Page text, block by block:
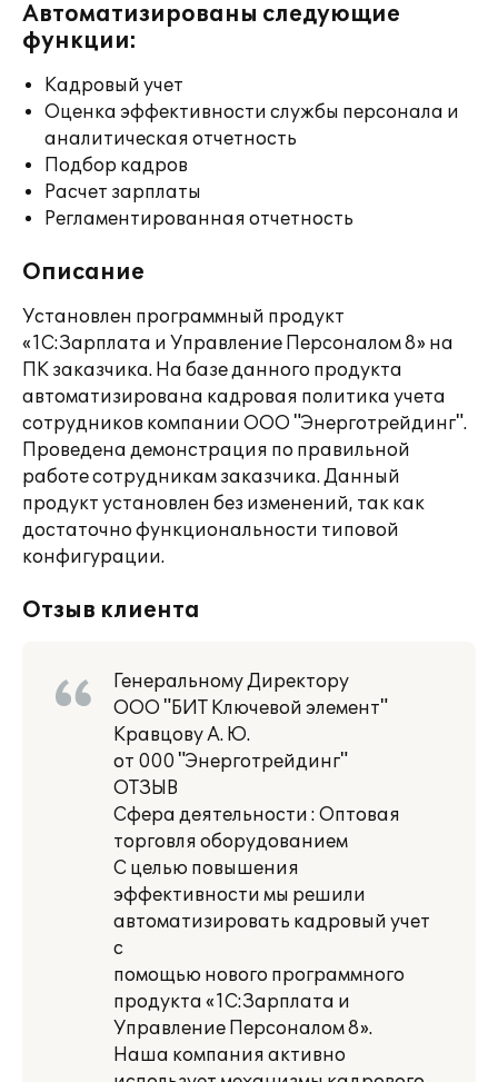
Автоматизированы следующие
функции:
Кадровый учет
Оценка эффективности службы персонала и
аналитическая отчетность
Подбор кадров
Расчет зарплаты
Регламентированная отчетность
Описание
Установлен программный продукт
«1С:Зарплата и Управление Персоналом 8» на
ПК заказчика. На базе данного продукта
автоматизирована кадровая политика учета
сотрудников компании ООО "Энерготрейдинг".
Проведена демонстрация по правильной
работе сотрудникам заказчика. Данный
продукт установлен без изменений, так как
достаточно функциональности типовой
конфигурации.
Отзыв клиента
Генеральному Директору
ООО "БИТ Ключевой элемент"
Кравцову А. Ю.
от 000 "Энерготрейдинг"
ОТЗЫВ
Сфера деятельности : Оптовая
торговля оборудованием
С целью повышения
эффективности мы решили
автоматизировать кадровый учет
с
помощью нового программного
продукта «1С:Зарплата и
Управление Персоналом 8».
Наша компания активно